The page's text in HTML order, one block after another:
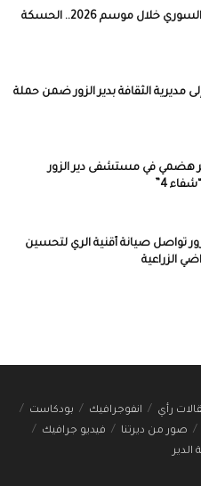
قفزة في إنتاج القمح السوري خلال موسم 2026.. الحسكة
إلى مديرية الثقافة بدير الزور ضمن حملة
تنظير هضمي في مستشفى دير الزور
4”
تواصل صيانة أقنية الري لتحسين
الزراعية
رأي انفوجرافيك
بودكاست
صور من ديرتنا
فيديو جرافيك
الدير